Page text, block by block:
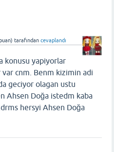
tarafından cevaplandı
konusu yapiyorlar
cnm. Benm kizimin adi
geciyor olagan ustu
Ahsen Doğa istedm kaba
hersyi Ahsen Doğa